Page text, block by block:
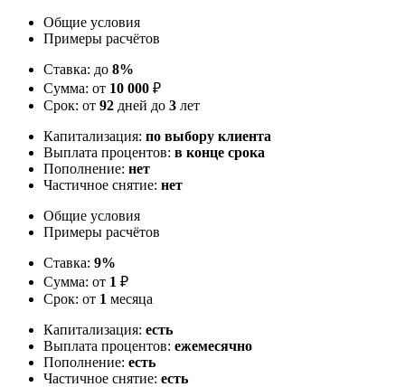
Общие условия
Примеры расчётов
Ставка: до 8%
Сумма: от 10 000 ₽
Срок: от 92 дней до 3 лет
Капитализация: по выбору клиента
Выплата процентов: в конце срока
Пополнение: нет
Частичное снятие: нет
Общие условия
Примеры расчётов
Ставка: 9%
Сумма: от 1 ₽
Срок: от 1 месяца
Капитализация: есть
Выплата процентов: ежемесячно
Пополнение: есть
Частичное снятие: есть